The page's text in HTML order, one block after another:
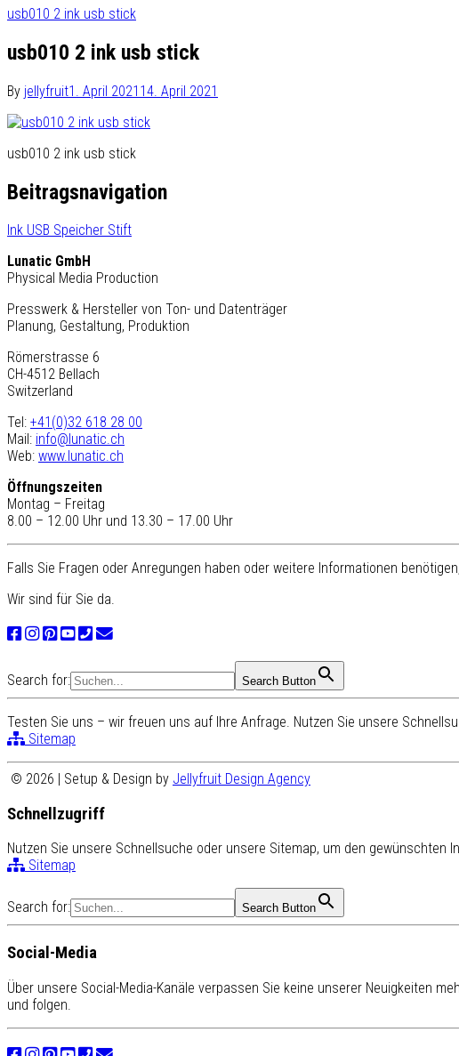
usb010 2 ink usb stick
usb010 2 ink usb stick
By jellyfruit1. April 2021 14. April 2021
usb010 2 ink usb stick
Beitragsnavigation
Ink USB Speicher Stift
Lunatic GmbH
Physical Media Production
Presswerk & Hersteller von Ton- und Datenträger
Planung, Gestaltung, Produktion
Römerstrasse 6
CH-4512 Bellach
Switzerland
Tel: +41(0)32 618 28 00
Mail: info@lunatic.ch
Web: www.lunatic.ch
Öffnungszeiten
Montag – Freitag
8.00 – 12.00 Uhr und 13.30 – 17.00 Uhr
Falls Sie Fragen oder Anregungen haben oder weitere Informationen
Wir sind für Sie da.
Search for: Search Button
Testen Sie uns – wir freuen uns auf Ihre Anfrage. Nutzen Sie unsere
Sitemap
© 2026 | Setup & Design by Jellyfruit Design Agency
Schnellzugriff
Nutzen Sie unsere Schnellsuche oder unsere Sitemap, um den gewünschten
Sitemap
Search for: Search Button
Social-Media
Über unsere Social-Media-Kanäle verpassen Sie keine unserer Neuigkeiten
und folgen.